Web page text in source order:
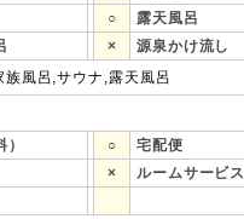
○
露天風呂
×
源泉かけ流し
風呂,サウナ,露天風呂
○
宅配便
×
ルームサービス